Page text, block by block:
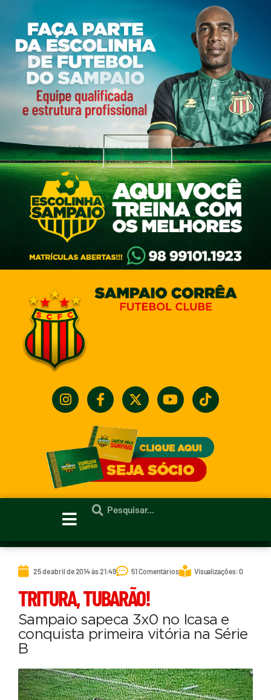
25 de abril de 2014 às 21:49 51 Comentários Visualizações: 0
TRITURA, TUBARÃO!
Sampaio sapeca 3x0 no Icasa e
conquista primeira vitória na Série
B